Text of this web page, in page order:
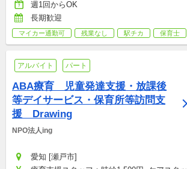
週1回からOK
長期歓迎
マイカー通勤可 残業なし 駅チカ 保育士
アルバイト パート
ABA療育　児童発達支援・放課後
等デイサービス・保育所等訪問支
援　Drawing
NPO法人ing
愛知 [瀬戸市]